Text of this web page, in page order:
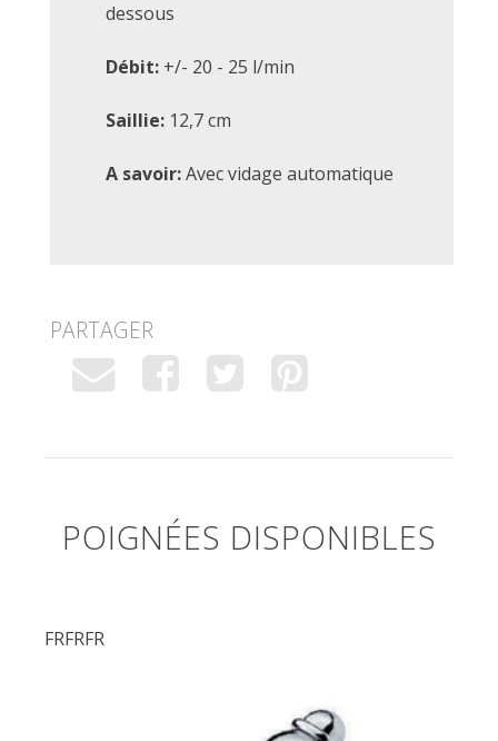
dessous
Débit: +/- 20 - 25 l/min
Saillie: 12,7 cm
A savoir:Avec vidage automatique
PARTAGER
POIGNÉES DISPONIBLES
FRFRFR